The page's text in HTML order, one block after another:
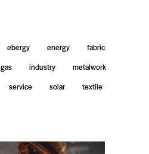
ebergy energy
fabric
gas industry
metalwork
service solar
textile